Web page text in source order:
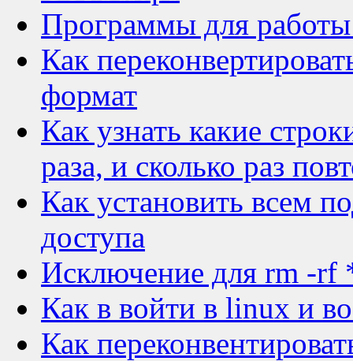
Программы для
Как
формат
Как узнать какие
раза, и сколько раз
Как установить всем
доступа
Исключение для rm -rf
Как в войти в linux и
Как